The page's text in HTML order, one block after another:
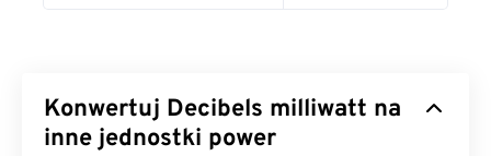
Konwertuj Decibels milliwatt na
inne jednostki power